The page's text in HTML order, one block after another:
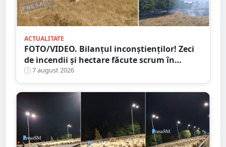
ACTUALITATE
FOTO/VIDEO. Bilanțul inconștienților! Zeci
de incendii și hectare făcute scrum în
județul Satu Mare
7 august 2026